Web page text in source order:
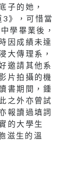
子的她，
》，可惜當
學畢業後，
因成績未達
大傳理系，
邀請其他系
片拍攝的機
書期間，鍾
之外亦曾試
報讀過填詞
的大學生
滋生的溫